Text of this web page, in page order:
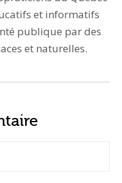
et informatifs
publique par des
et naturelles.